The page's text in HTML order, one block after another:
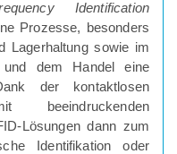
Identification
Prozesse, besonders
Lagerhaltung sowie im
und dem Handel eine
der kontaktlosen
beeindruckenden
Lösungen dann zum
Identifikation oder